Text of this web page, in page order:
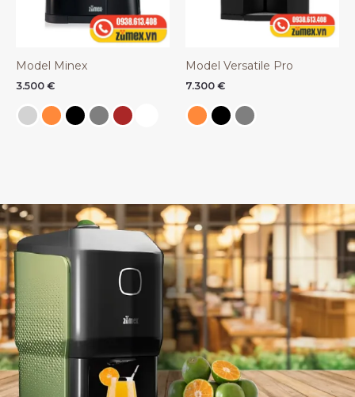
Model Minex
3.500 €
Model Versatile Pro
7.300 €